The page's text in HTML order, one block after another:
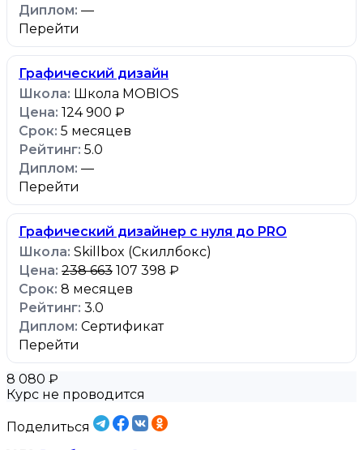
—
Перейти
Графический дизайн
Школа MOBIOS
124 900 ₽
5 месяцев
5.0
—
Перейти
Графический дизайнер с нуля до PRO
Skillbox (Скиллбокс)
238 663 107 398 ₽
8 месяцев
3.0
Сертификат
Перейти
8 080 ₽
Курс не проводится
Поделиться